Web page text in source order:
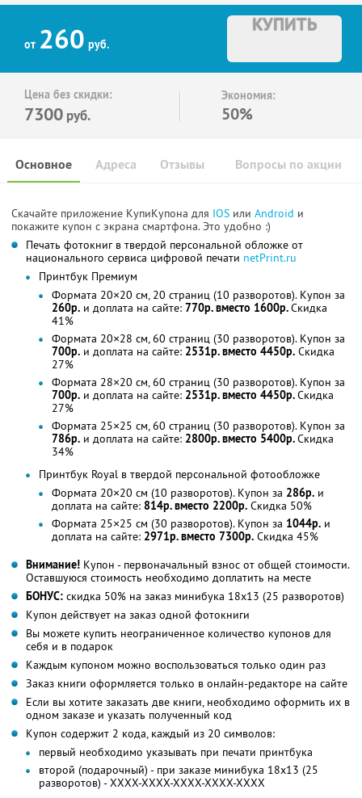
от 260 руб.
КУПИТЬ
Цена без скидки:
7300 руб.
Экономия:
50%
Основное Отзывы Вопросы по акции
Адреса
Скачайте приложение КупиКупона для IOS или Android и
покажите купон с экрана смартфона. Это удобно :)
Печать фотокниг в твердой персональной обложке от
национального сервиса цифровой печати netPrint.ru
Принтбук Премиум
Формата 20×20 см, 20 страниц (10 разворотов). Купон за
260р. и доплата на сайте: 770р. вместо 1600р.Скидка
41%
Формата 20×28 см, 60 страниц (30 разворотов). Купон за
700р. и доплата на сайте: 2531р. вместо 4450р. Скидка
27%
Формата 28×20 см, 60 страниц (30 разворотов). Купон за
700р. и доплата на сайте: 2531р. вместо 4450р.Скидка
27%
Формата 25×25 см, 60 страниц (30 разворотов). Купон за
786р. и доплата на сайте: 2800р. вместо 5400р.Скидка
34%
Принтбук Royal в твердой персональной фотообложке
Формата 20×20 см (10 разворотов). Купон за 286р. и
доплата на сайте: 814р. вместо 2200р. Скидка 50%
Формата 25×25 см (30 разворотов). Купон за 1044р. и
доплата на сайте: 2971р. вместо 7300р. Скидка 45%
Внимание! Купон - первоначальный взнос от общей стоимости.
Оставшуюся стоимость необходимо доплатить на месте
БОНУС: скидка 50% на заказ минибука 18х13 (25 разворотов)
Купон действует на заказ одной фотокниги
Вы можете купить неограниченное количество купонов для
себя и в подарок
Каждым купоном можно воспользоваться только один раз
Заказ книги оформляется только в онлайн-редакторе на сайте
Если вы хотите заказать две книги, необходимо оформить их в
одном заказе и указать полученный код
Купон содержит 2 кода, каждый из 20 символов:
первый необходимо указывать при печати принтбука
второй (подарочный) - при заказе минибука 18х13 (25
разворотов) - XXXX-XXXX-XXXX-XXXX-XXXX